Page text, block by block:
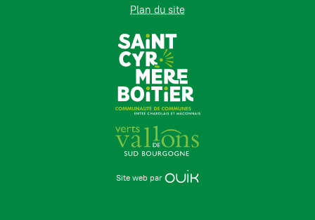
Plan du site
Site web par